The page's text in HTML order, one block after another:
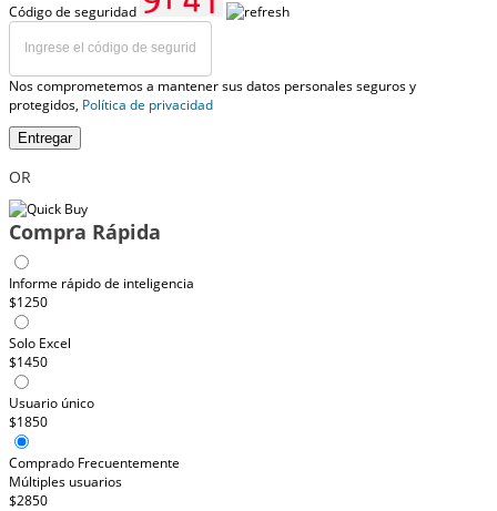
Código de seguridad
Nos comprometemos a mantener sus datos personales seguros y
protegidos, Política de privacidad
Entregar
OR
Compra Rápida
Informe rápido de inteligencia
$1250
Solo Excel
$1450
Usuario único
$1850
Comprado Frecuentemente
Múltiples usuarios
$2850